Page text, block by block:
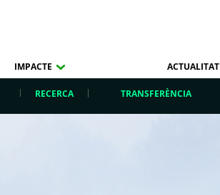
IMPACTE ACTUALITAT
RECERCA TRANSFERÈNCIA